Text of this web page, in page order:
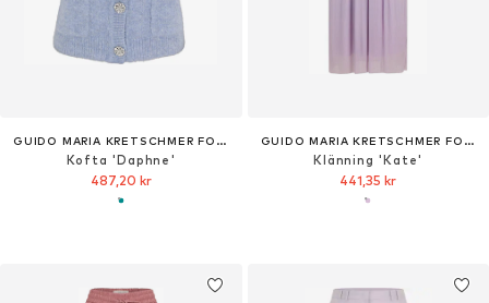
GUIDO MARIA KRETSCHMER FOR BRIDGERTON
Kofta 'Daphne'
487,20 kr
GUIDO MARIA KRETSCHMER FOR BRIDGERTON
Klänning 'Kate'
441,35 kr